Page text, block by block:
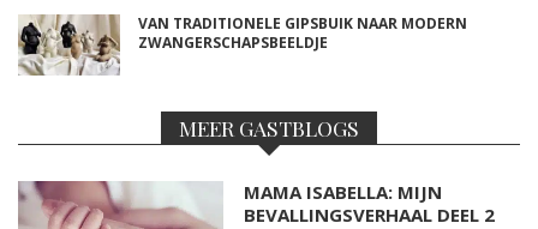
VAN TRADITIONELE GIPSBUIK NAAR MODERN
ZWANGERSCHAPSBEELDJE
MEER GASTBLOGS
MAMA ISABELLA: MIJN
BEVALLINGSVERHAAL DEEL 2